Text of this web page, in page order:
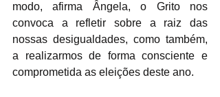
modo, afirma Ângela, o Grito nos
convoca a refletir sobre a raiz das
nossas desigualdades, como também,
a realizarmos de forma consciente e
comprometida as eleições deste ano.